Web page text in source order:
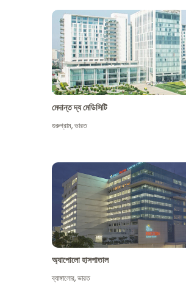
মেদান্ত দ্য মেডিসিটি
গুরুগ্রাম,ভারত
অ্যাপোলো হাসপাতাল
ব্যাঙ্গালোর,ভারত